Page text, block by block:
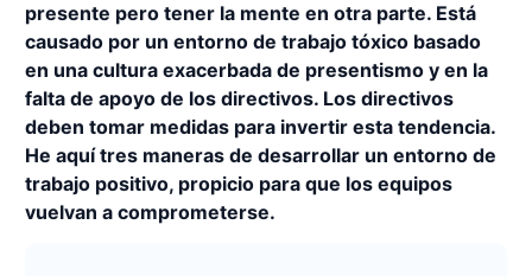
presente pero tener la mente en otra parte. Está
causado por un entorno de trabajo tóxico basado
en una cultura exacerbada de presentismo y en la
falta de apoyo de los directivos. Los directivos
deben tomar medidas para invertir esta tendencia.
He aquí tres maneras de desarrollar un entorno de
trabajo positivo, propicio para que los equipos
vuelvan a comprometerse.